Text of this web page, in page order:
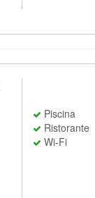
Piscina
Ristorante
Wi-Fi